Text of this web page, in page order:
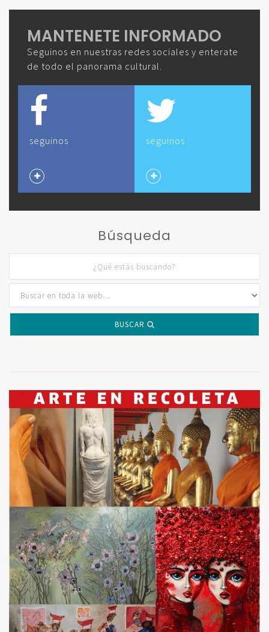
MANTENETE INFORMADO
Seguinos en nuestras redes sociales y enterate
de todo el panorama cultural.
seguinos seguinos
Búsqueda
BUSCAR